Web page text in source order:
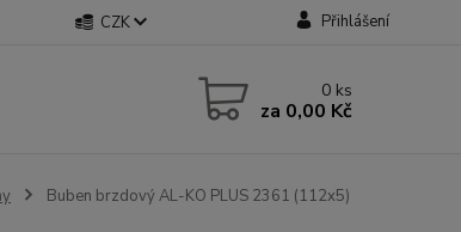
CZK Přihlášení
0 ks
za 0,00 Kč
Buben brzdový AL-KO PLUS 2361 (112x5)